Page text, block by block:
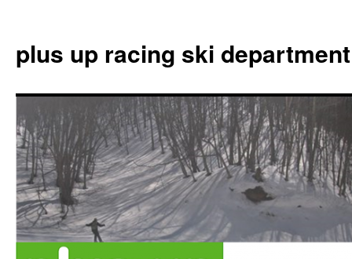
plus up racing ski department